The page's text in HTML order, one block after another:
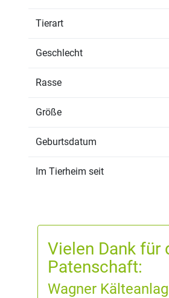
Tierart
Geschlecht
Rasse
Größe
Geburtsdatum
Im Tierheim seit
Vielen Dank für
Patenschaft:
Wagner